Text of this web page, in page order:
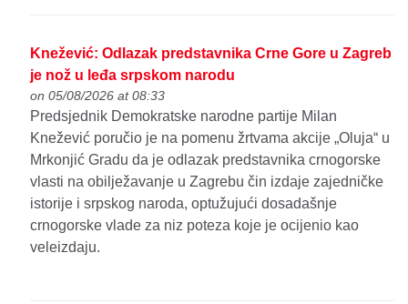
Knežević: Odlazak predstavnika Crne Gore u Zagreb
je nož u leđa srpskom narodu
on 05/08/2026 at 08:33
Predsjednik Demokratske narodne partije Milan
Knežević poručio je na pomenu žrtvama akcije „Oluja“ u
Mrkonjić Gradu da je odlazak predstavnika crnogorske
vlasti na obilježavanje u Zagrebu čin izdaje zajedničke
istorije i srpskog naroda, optužujući dosadašnje
crnogorske vlade za niz poteza koje je ocijenio kao
veleizdaju.